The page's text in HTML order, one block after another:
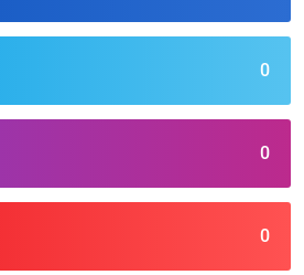
0
0
0